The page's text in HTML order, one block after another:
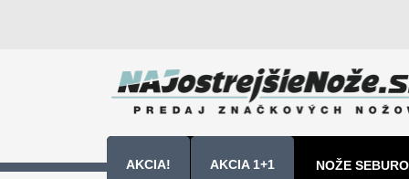
AKCIA! AKCIA 1+1 NOŽE SEBURO